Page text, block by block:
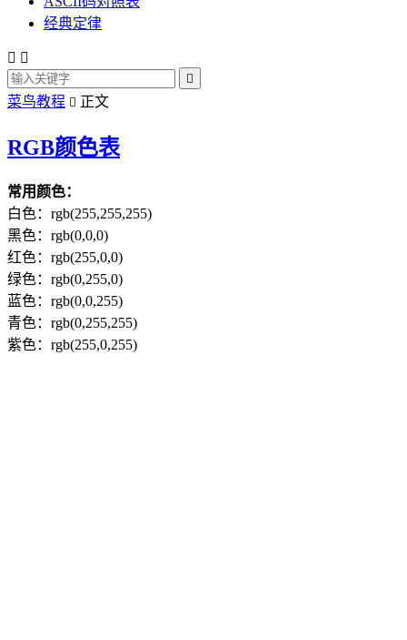
经典定律
 

菜鸟教程  正文
RGB颜色表
常用颜色：
白色：rgb(255,255,255)
黑色：rgb(0,0,0)
红色：rgb(255,0,0)
绿色：rgb(0,255,0)
蓝色：rgb(0,0,255)
青色：rgb(0,255,255)
紫色：rgb(255,0,255)